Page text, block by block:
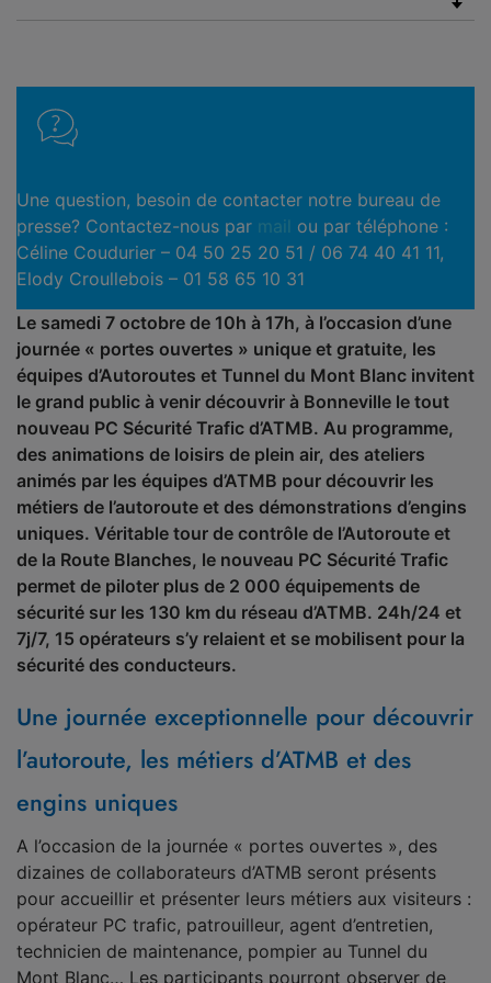
Une question, besoin de contacter notre bureau de
presse? Contactez-nous par mail ou par téléphone :
Céline Coudurier – 04 50 25 20 51 / 06 74 40 41 11,
Elody Croullebois – 01 58 65 10 31
Le samedi 7 octobre de 10h à 17h, à l’occasion d’une
journée « portes ouvertes » unique et gratuite, les
équipes d’Autoroutes et Tunnel du Mont Blanc invitent
le grand public à venir découvrir à Bonneville le tout
nouveau PC Sécurité Trafic d’ATMB. Au programme,
des animations de loisirs de plein air, des ateliers
animés par les équipes d’ATMB pour découvrir les
métiers de l’autoroute et des démonstrations d’engins
uniques. Véritable tour de contrôle de l’Autoroute et
de la Route Blanches, le nouveau PC Sécurité Trafic
permet de piloter plus de 2 000 équipements de
sécurité sur les 130 km du réseau d’ATMB. 24h/24 et
7j/7, 15 opérateurs s’y relaient et se mobilisent pour la
sécurité des conducteurs.
Une journée exceptionnelle pour découvrir
l’autoroute, les métiers d’ATMB et des
engins uniques
A l’occasion de la journée « portes ouvertes », des
dizaines de collaborateurs d’ATMB seront présents
pour accueillir et présenter leurs métiers aux visiteurs :
opérateur PC trafic, patrouilleur, agent d’entretien,
technicien de maintenance, pompier au Tunnel du
Mont Blanc… Les participants pourront observer de